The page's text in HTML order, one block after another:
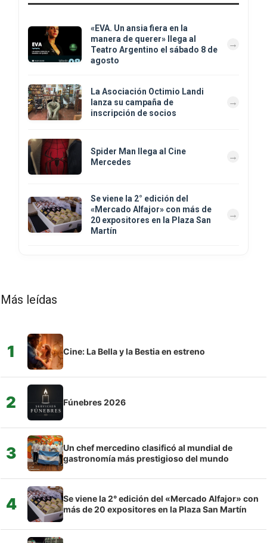
«EVA. Un ansia fiera en la
manera de querer» llega al
Teatro Argentino el sábado 8 de
agosto
La Asociación Octimio Landi
lanza su campaña de
inscripción de socios
Spider Man llega al Cine
Mercedes
Se viene la 2° edición del
«Mercado Alfajor» con más de
20 expositores en la Plaza San
Martín
Más leídas
1 Cine: La Bella y la Bestia en estreno
2 Fúnebres 2026
3
Un chef mercedino clasificó al mundial de
gastronomía más prestigioso del mundo
4
Se viene la 2° edición del «Mercado Alfajor» con
más de 20 expositores en la Plaza San Martín